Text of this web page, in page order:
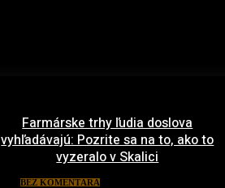
Farmárske trhy ľudia doslova
vyhľadávajú: Pozrite sa na to, ako to
vyzeralo v Skalici
BEZ KOMENTÁRA